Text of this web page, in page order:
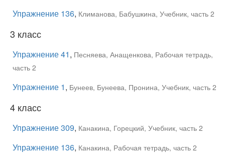
Упражнение 136, Климанова, Бабушкина, Учебник, часть 2
3 класс
Упражнение 41, Песняева, Анащенкова, Рабочая тетрадь,
часть 2
Упражнение 1, Бунеев, Бунеева, Пронина, Учебник, часть 2
4 класс
Упражнение 309, Канакина, Горецкий, Учебник, часть 2
Упражнение 136, Канакина, Рабочая тетрадь, часть 2